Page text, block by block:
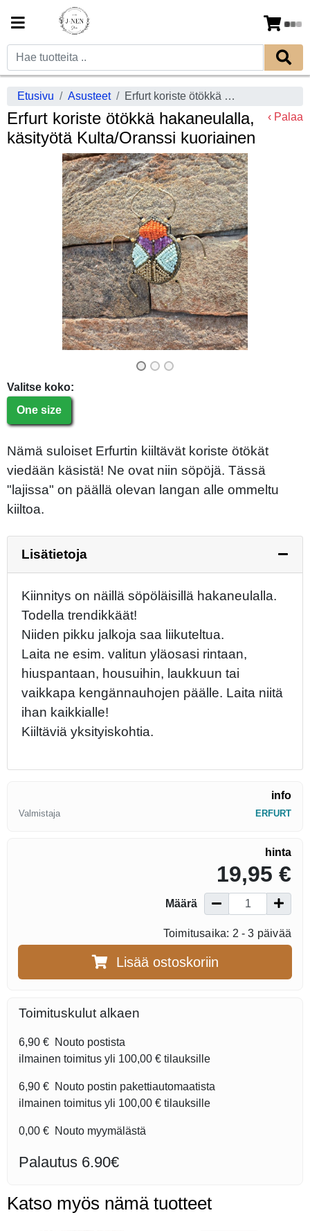
Etusivu Asusteet Erfurt koriste ötökkä hakaneulalla, käsityötä Kulta/Oranssi kuoriainen
Erfurt koriste ötökkä hakaneulalla,
käsityötä Kulta/Oranssi kuoriainen
‹ Palaa
Previous
Valitse koko:
One size
Nämä suloiset Erfurtin kiiltävät koriste ötökät
viedään käsistä! Ne ovat niin söpöjä. Tässä
"lajissa" on päällä olevan langan alle ommeltu
kiiltoa.
Lisätietoja
Kiinnitys on näillä söpöläisillä hakaneulalla.
Todella trendikkäät!
Niiden pikku jalkoja saa liikuteltua.
Laita ne esim. valitun yläosasi rintaan,
hiuspantaan, housuihin, laukkuun tai
vaikkapa kengännauhojen päälle. Laita niitä
ihan kaikkialle!
Kiiltäviä yksityiskohtia.
info
Valmistaja ERFURT
hinta
19,95 €
Määrä
Toimitusaika: 2 - 3 päivää
Lisää ostoskoriin
Toimituskulut alkaen
6,90 € Nouto postista
ilmainen toimitus yli 100,00 € tilauksille
6,90 € Nouto postin pakettiautomaatista
ilmainen toimitus yli 100,00 € tilauksille
0,00 € Nouto myymälästä
Palautus 6.90€
Katso myös nämä tuotteet